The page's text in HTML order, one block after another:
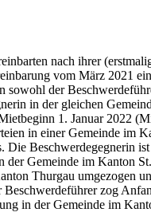
nach ihrer
vom März 2021
sowohl der
in der gleichen
1. Januar 2022
in einer Gemeinde im
Die Beschwerdegegnerin
der Gemeinde im Kanton
Thurgau umgezogen
Beschwerdeführer zog
in der Gemeinde im